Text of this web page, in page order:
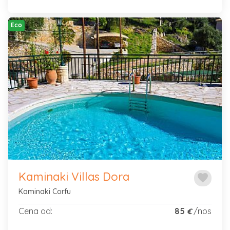
Eco
Previous Next
favorite
Kaminaki Villas Dora
Kaminaki Corfu
Cena od: 85 €/nos